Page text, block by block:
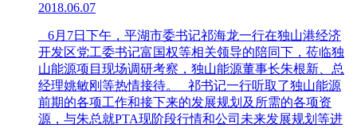
2018.06.07
6月7日下午，平湖市委书记祁海龙一行在独山港经济
开发区党工委书记富国权等相关领导的陪同下，莅临独
山能源项目现场调研考察，独山能源董事长朱根新、总
经理姚敏刚等热情接待。 祁书记一行听取了独山能源
前期的各项工作和接下来的发展规划及所需的各项资
源，与朱总就PTA现阶段行情和公司未来发展规划等进